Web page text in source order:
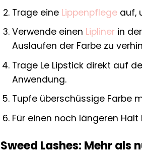
Trage eine Lippenpflegeauf,
Verwende einen Liplinerin der
Auslaufen der Farbe zu
Trage Le Lipstick direkt auf
Anwendung.
Tupfe überschüssige Farbe
Für einen noch längeren
Sweed Lashes: Mehr als